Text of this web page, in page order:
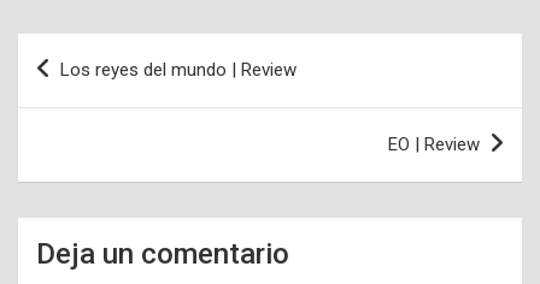
Navegación
de
Los reyes del mundo | Review
EO | Review
Deja un comentario